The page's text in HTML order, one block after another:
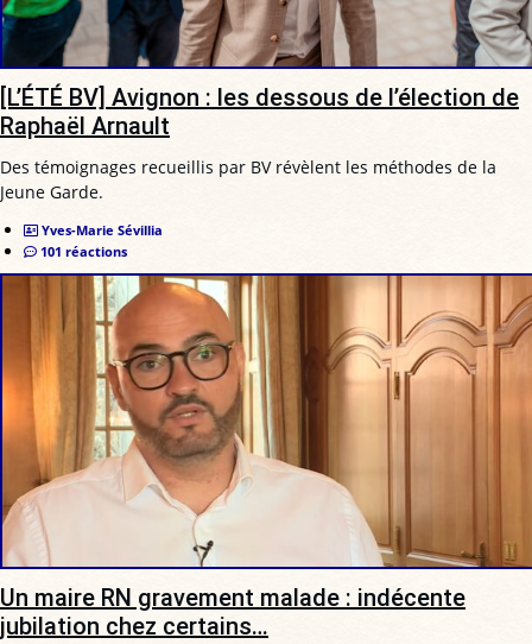
[L’ÉTÉ BV] Avignon : les dessous de l’élection de
Raphaël Arnault
Des témoignages recueillis par BV révèlent les méthodes de la
Jeune Garde.
Yves-Marie Sévillia
101 réactions
Un maire RN gravement malade : indécente
jubilation chez certains…